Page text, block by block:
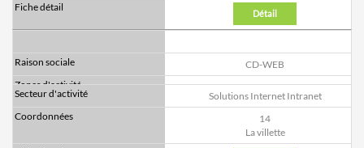
Détail
CD-WEB
Solutions Internet Intranet
14
La villette